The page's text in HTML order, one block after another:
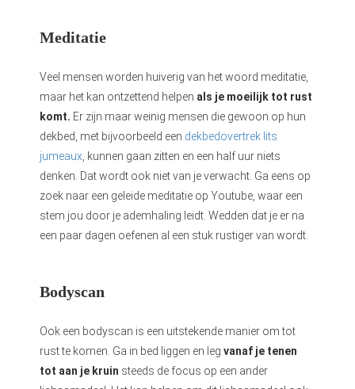
Meditatie
Veel mensen worden huiverig van het woord meditatie,
maar het kan ontzettend helpen als je moeilijk tot rust
komt. Er zijn maar weinig mensen die gewoon op hun
dekbed, met bijvoorbeeld een dekbedovertrek lits
jumeaux , kunnen gaan zitten en een half uur niets
denken. Dat wordt ook niet van je verwacht. Ga eens op
zoek naar een geleide meditatie op Youtube, waar een
stem jou door je ademhaling leidt. Wedden dat je er na
een paar dagen oefenen al een stuk rustiger van wordt.
Bodyscan
Ook een bodyscan is een uitstekende manier om tot
rust te komen. Ga in bed liggen en leg vanaf je tenen
tot aan je kruin steeds de focus op een ander